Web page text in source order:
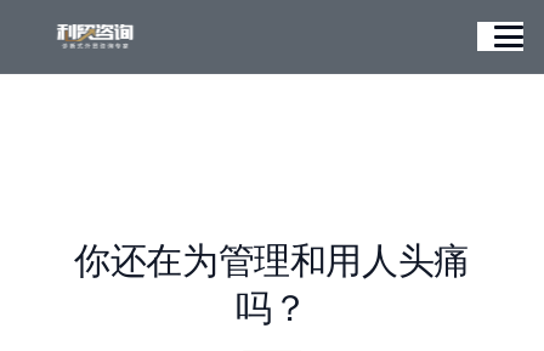
你还在为管理和用人头痛
吗？